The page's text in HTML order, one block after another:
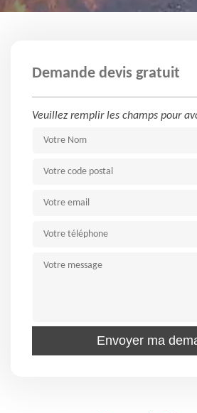
Demande devis gratuit
Veuillez remplir les champs pour